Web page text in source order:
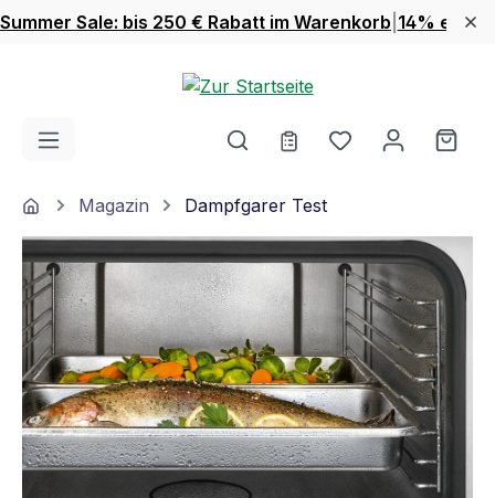
Zum Hauptinhalt springen
Summer Sale: bis 250 € Rabatt im Warenkorb 14% extra
Du hast 0
HomeMagazin Dampfgarer Test